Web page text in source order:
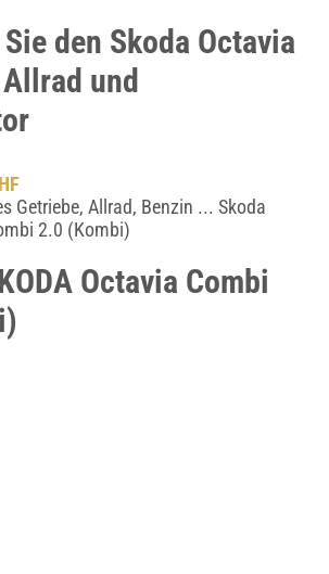
den Skoda Octavia
und
Getriebe, Allrad, Benzin ... Skoda
2.0 (Kombi)
Octavia Combi